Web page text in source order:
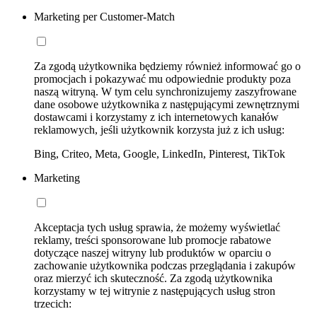
Marketing per Customer-Match
Za zgodą użytkownika będziemy również informować go o
promocjach i pokazywać mu odpowiednie produkty poza
naszą witryną. W tym celu synchronizujemy zaszyfrowane
dane osobowe użytkownika z następującymi zewnętrznymi
dostawcami i korzystamy z ich internetowych kanałów
reklamowych, jeśli użytkownik korzysta już z ich usług:
Bing, Criteo, Meta, Google, LinkedIn, Pinterest, TikTok
Marketing
Akceptacja tych usług sprawia, że możemy wyświetlać
reklamy, treści sponsorowane lub promocje rabatowe
dotyczące naszej witryny lub produktów w oparciu o
zachowanie użytkownika podczas przeglądania i zakupów
oraz mierzyć ich skuteczność. Za zgodą użytkownika
korzystamy w tej witrynie z następujących usług stron
trzecich: